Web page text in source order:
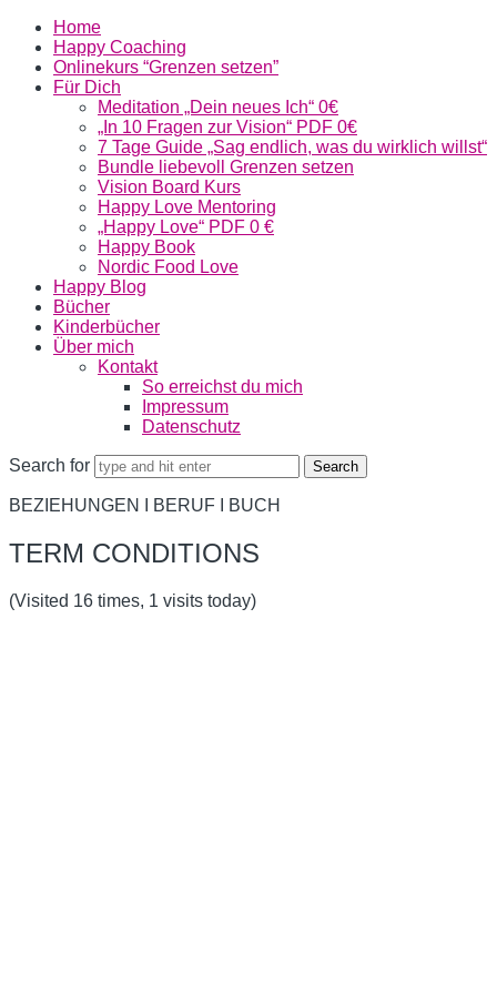
Home
Happy Coaching
Onlinekurs “Grenzen setzen”
Für Dich
Meditation „Dein neues Ich“ 0€
„In 10 Fragen zur Vision“ PDF 0€
7 Tage Guide „Sag endlich, was du wirklich willst“
Bundle liebevoll Grenzen setzen
Vision Board Kurs
Happy Love Mentoring
„Happy Love“ PDF 0 €
Happy Book
Nordic Food Love
Happy Blog
Bücher
Kinderbücher
Über mich
Kontakt
So erreichst du mich
Impressum
Datenschutz
Search for
BEZIEHUNGEN I BERUF I BUCH
TERM CONDITIONS
(Visited 16 times, 1 visits today)